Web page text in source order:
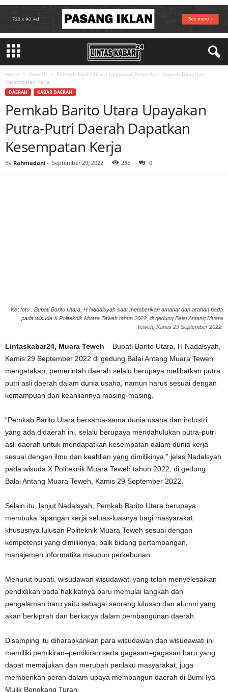
Home Daerah
Pemkab Barito Utara Upayakan Putra-Putri Daerah Dapatkan
Kesempatan Kerja
DAERAH KABAR DAERAH
Pemkab Barito Utara Upayakan
Putra-Putri Daerah Dapatkan
Kesempatan Kerja
By Rahmadani - September 29, 2022 235 0
Ket foto : Bupati Barito Utara, H Nadalsyah saat memberikan amanat dan arahan pada
pada wisuda X Politeknik Muara Teweh tahun 2022, di gedung Balai Antang Muara
Teweh, Kamis 29 September 2022.
Lintaskabar24, Muara Teweh – Bupati Barito Utara, H Nadalsyah,
Kamis 29 September 2022 di gedung Balai Antang Muara Teweh
mengatakan, pemerintah daerah selalu berupaya melibatkan putra
putri asli daerah dalam dunia usaha, namun harus sesuai dengan
kemampuan dan keahliannya masing-masing.
“Pemkab Barito Utara bersama-sama dunia usaha dan industri
yang ada didaerah ini, selalu berupaya mendahulukan putra-putri
asli daerah untuk mendapatkan kesempatan dalam dunia kerja
sesuai dengan ilmu dan keahlian yang dimilikinya,” jelas Nadalsyah
pada wisuda X Politeknik Muara Teweh tahun 2022, di gedung
Balai Antang Muara Teweh, Kamis 29 September 2022.
Selain itu, lanjut Nadalsyah, Pemkab Barito Utara berupaya
membuka lapangan kerja seluas-luasnya bagi masyarakat
khususnya lulusan Politeknik Muara Teweh sesuai dengan
kompetensi yang dimilikinya, baik bidang pertambangan,
manajemen informatika maupun perkebunan.
Menurut bupati, wisudawan wisudawati yang telah menyelesaikan
pendidikan pada hakikatnya baru memulai langkah dan
pengalaman baru yaitu sebagai seorang lulusan dan alumni yang
akan berkiprah dan berkarya dalam pembangunan daerah.
Disamping itu diharapkankan para wisudawan dan wisudawati ini
memiliki pemikiran–pemikiran serta gagasan–gagasan baru yang
dapat memajukan dan merubah perilaku masyarakat, juga
memberikan peran dalam upaya membangun daerah di Bumi Iya
Mulik Bengkang Turan.